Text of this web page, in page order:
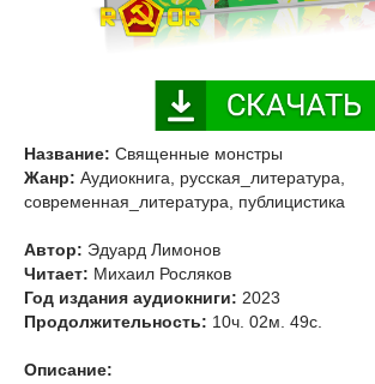
Название: Священные монстры
Жанр: Аудиокнига, русская_литература,
современная_литература, публицистика
Автор: Эдуард Лимонов
Читает: Михаил Росляков
Год издания аудиокниги: 2023
Продолжительность: 10ч. 02м. 49с.
Описание: